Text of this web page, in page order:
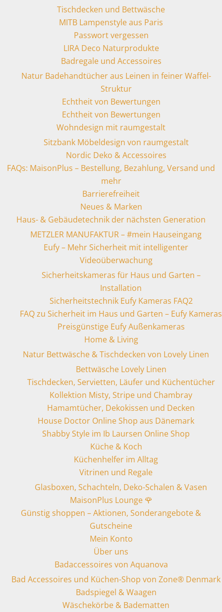
Tischdecken und Bettwäsche
MITB Lampenstyle aus Paris
Passwort vergessen
LIRA Deco Naturprodukte
Badregale und Accessoires
Natur Badehandtücher aus Leinen in feiner Waffel-
Struktur
Echtheit von Bewertungen
Echtheit von Bewertungen
Wohndesign mit raumgestalt
Sitzbank Möbeldesign von raumgestalt
Nordic Deko & Accessoires
FAQs: MaisonPlus – Bestellung, Bezahlung, Versand und
mehr
Barrierefreiheit
Neues & Marken
Haus- & Gebäudetechnik der nächsten Generation
METZLER MANUFAKTUR – #mein Hauseingang
Eufy – Mehr Sicherheit mit intelligenter
Videoüberwachung
Sicherheitskameras für Haus und Garten –
Installation
Sicherheitstechnik Eufy Kameras FAQ2
FAQ zu Sicherheit im Haus und Garten – Eufy Kameras
Preisgünstige Eufy Außenkameras
Home & Living
Natur Bettwäsche & Tischdecken von Lovely Linen
Bettwäsche Lovely Linen
Tischdecken, Servietten, Läufer und Küchentücher
Kollektion Misty, Stripe und Chambray
Hamamtücher, Dekokissen und Decken
House Doctor Online Shop aus Dänemark
Shabby Style im Ib Laursen Online Shop
Küche & Koch
Küchenhelfer im Alltag
Vitrinen und Regale
Glasboxen, Schachteln, Deko-Schalen & Vasen
MaisonPlus Lounge 🌹
Günstig shoppen – Aktionen, Sonderangebote &
Gutscheine
Mein Konto
Über uns
Badaccessoires von Aquanova
Bad Accessoires und Küchen-Shop von Zone® Denmark
Badspiegel & Waagen
Wäschekörbe & Badematten